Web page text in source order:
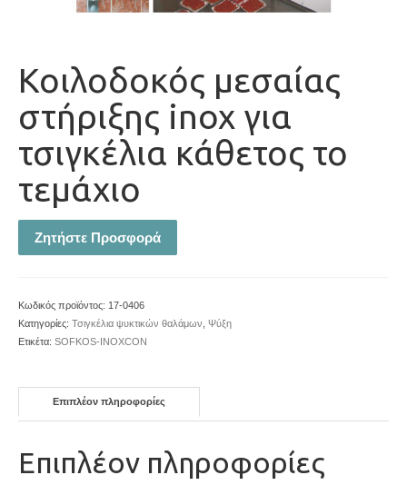
Κοιλοδοκός μεσαίας
στήριξης inox για
τσιγκέλια κάθετος το
τεμάχιο
Ζητήστε Προσφορά
Κωδικός προϊόντος: 17-0406
Κατηγορίες: Τσιγκέλια ψυκτικών θαλάμων Ψύξη
Ετικέτα: SOFKOS-INOXCON
Επιπλέον πληροφορίες
Επιπλέον πληροφορίες